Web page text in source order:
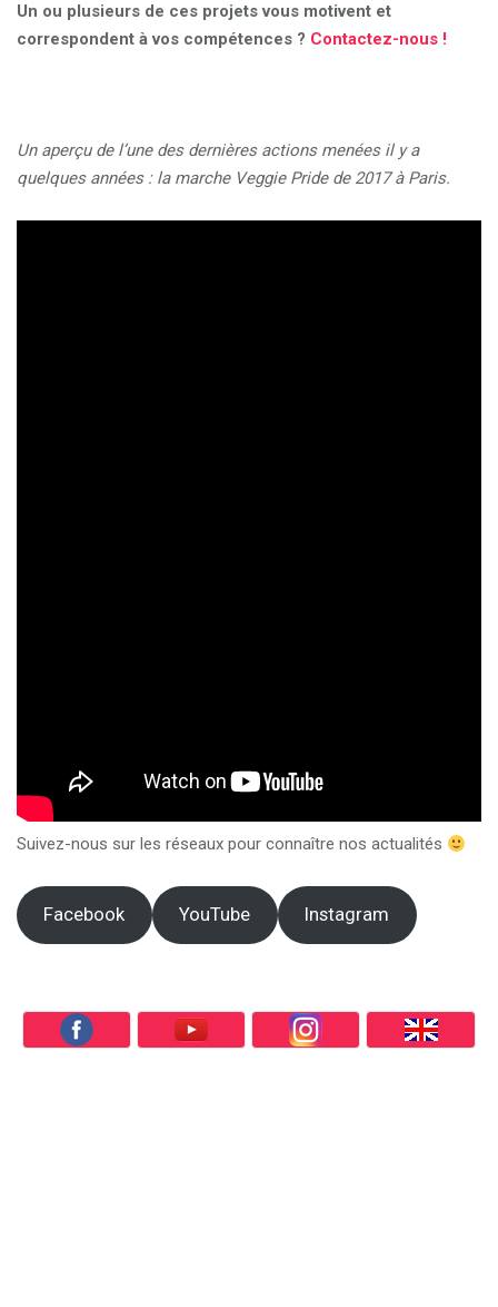
Un ou plusieurs de ces projets vous motivent et
correspondent à vos compétences ? Contactez-nous !
Un aperçu de l’une des dernières actions menées il y a
quelques années : la marche Veggie Pride de 2017 à Paris.
Suivez-nous sur les réseaux pour connaître nos actualités
Facebook YouTube Instagram